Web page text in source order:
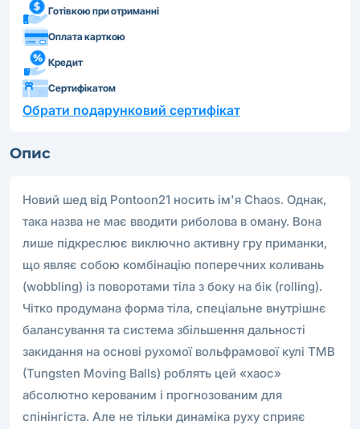
Готівкою при отриманні
Оплата карткою
Кредит
Сертифікатом
Обрати подарунковий сертифікат
Опис
Новий шед від Pontoon21 носить ім'я Chaos. Однак,
така назва не має вводити риболова в оману. Вона
лише підкреслює виключно активну гру приманки,
що являє собою комбінацію поперечних коливань
(wobbling) із поворотами тіла з боку на бік (rolling).
Чітко продумана форма тіла, спеціальне внутрішнє
балансування та система збільшення дальності
закидання на основі рухомої вольфрамової кулі TMB
(Tungsten Moving Balls) роблять цей «хаос»
абсолютно керованим і прогнозованим для
спінінгіста. Але не тільки динаміка руху сприяє